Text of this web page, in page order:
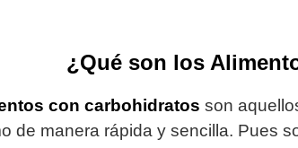
¿Qué son los
con carbohidratos son
de manera rápida y sencilla. Pues